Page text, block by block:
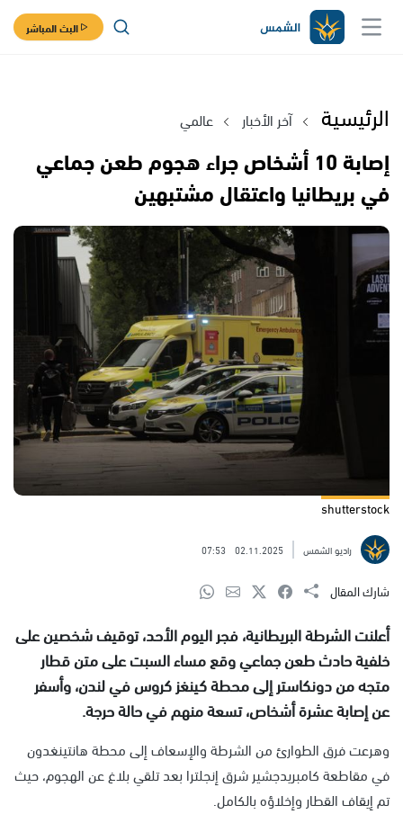
البث المباشر
الرئيسية آخر الأخبار عالمي
إصابة 10 أشخاص جراء هجوم طعن جماعي
في بريطانيا واعتقال مشتبهين
shutterstock
راديو الشمس 02.11.2025
07:53
شارك المقال
أعلنت الشرطة البريطانية، فجر اليوم الأحد، توقيف شخصين على
خلفية حادث طعن جماعي وقع مساء السبت على متن قطار
متجه من دونكاستر إلى محطة كينغز كروس في لندن، وأسفر
عن إصابة عشرة أشخاص، تسعة منهم في حالة حرجة.
وهرعت فرق الطوارئ من الشرطة والإسعاف إلى محطة هانتينغدون
في مقاطعة كامبريدجشير شرق إنجلترا بعد تلقي بلاغ عن الهجوم، حيث
تم إيقاف القطار وإخلاؤه بالكامل.